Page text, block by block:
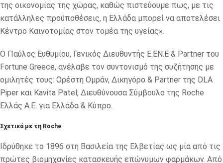
της οικονομίας της χώρας, καθώς πιστεύουμε πως, με τις
κατάλληλες προϋποθέσεις, η Ελλάδα μπορεί να αποτελέσει
Κέντρο Καινοτομίας στον τομέα της υγείας».
Ο Παύλος Ευθυμίου, Γενικός Διευθυντής Ε.ΕΝ.Ε & Partner του
Fortune Greece, ανέλαβε τον συντονισμό της συζήτησης με
ομιλητές τους: Ορέστη Ομράν, Δικηγόρο & Partner της DLA
Piper και Kavita Patel, Διευθύνουσα Σύμβουλο της Roche
Ελλάς Α.Ε. για Ελλάδα & Κύπρο.
Σχετικά με τη Roche
Ιδρύθηκε το 1896 στη Βασιλεία της Ελβετίας ως μία από τις
πρώτες βιομηχανίες κατασκευής επώνυμων φαρμάκων. Από